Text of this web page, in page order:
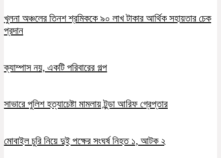
খুলনা অঞ্চলের তিনশ শ্রমিককে ৯০ লাখ টাকার আর্থিক সহায়তার চেক
প্রদান
ক্যাম্পাস নয়, একটি পরিবারের গল্প
সাভারে পুলিশ হত্যাচেষ্টা মামলায় টুন্ডা আরিফ গ্রেপ্তার
মোবাইল চুরি নিয়ে দুই পক্ষের সংঘর্ষ নিহত ১, আটক ২